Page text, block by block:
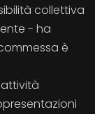
collettiva
- ha
è